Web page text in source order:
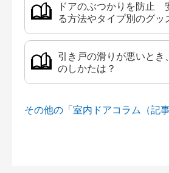
ドアのぶつかりを防止
る方法やタイプ別のグッ
引き戸の滑りが悪いとき
のしかたは？
その他の「室内ドアコラム（記